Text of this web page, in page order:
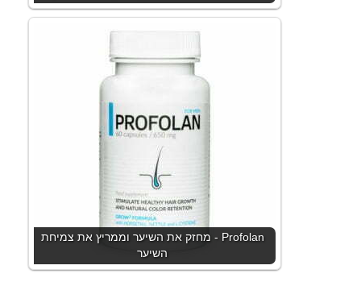
Profolan - מחזק את השיער וממריץ את צמיחת
השיער